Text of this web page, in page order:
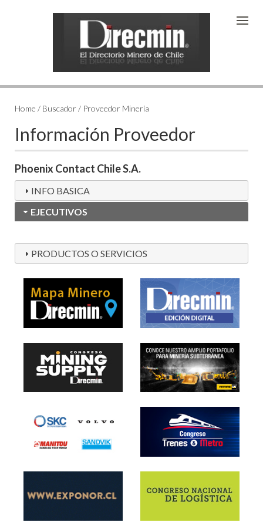
Home / Buscador / Proveedor Minería
Información Proveedor
Phoenix Contact Chile S.A.
INFO BASICA
EJECUTIVOS
PRODUCTOS O SERVICIOS